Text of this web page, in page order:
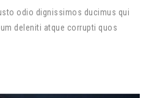
odio dignissimos ducimus qui
deleniti atque corrupti quos